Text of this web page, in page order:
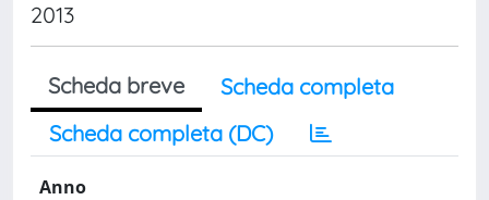
2013
Scheda breve
Scheda completa
Scheda completa (DC)
Anno